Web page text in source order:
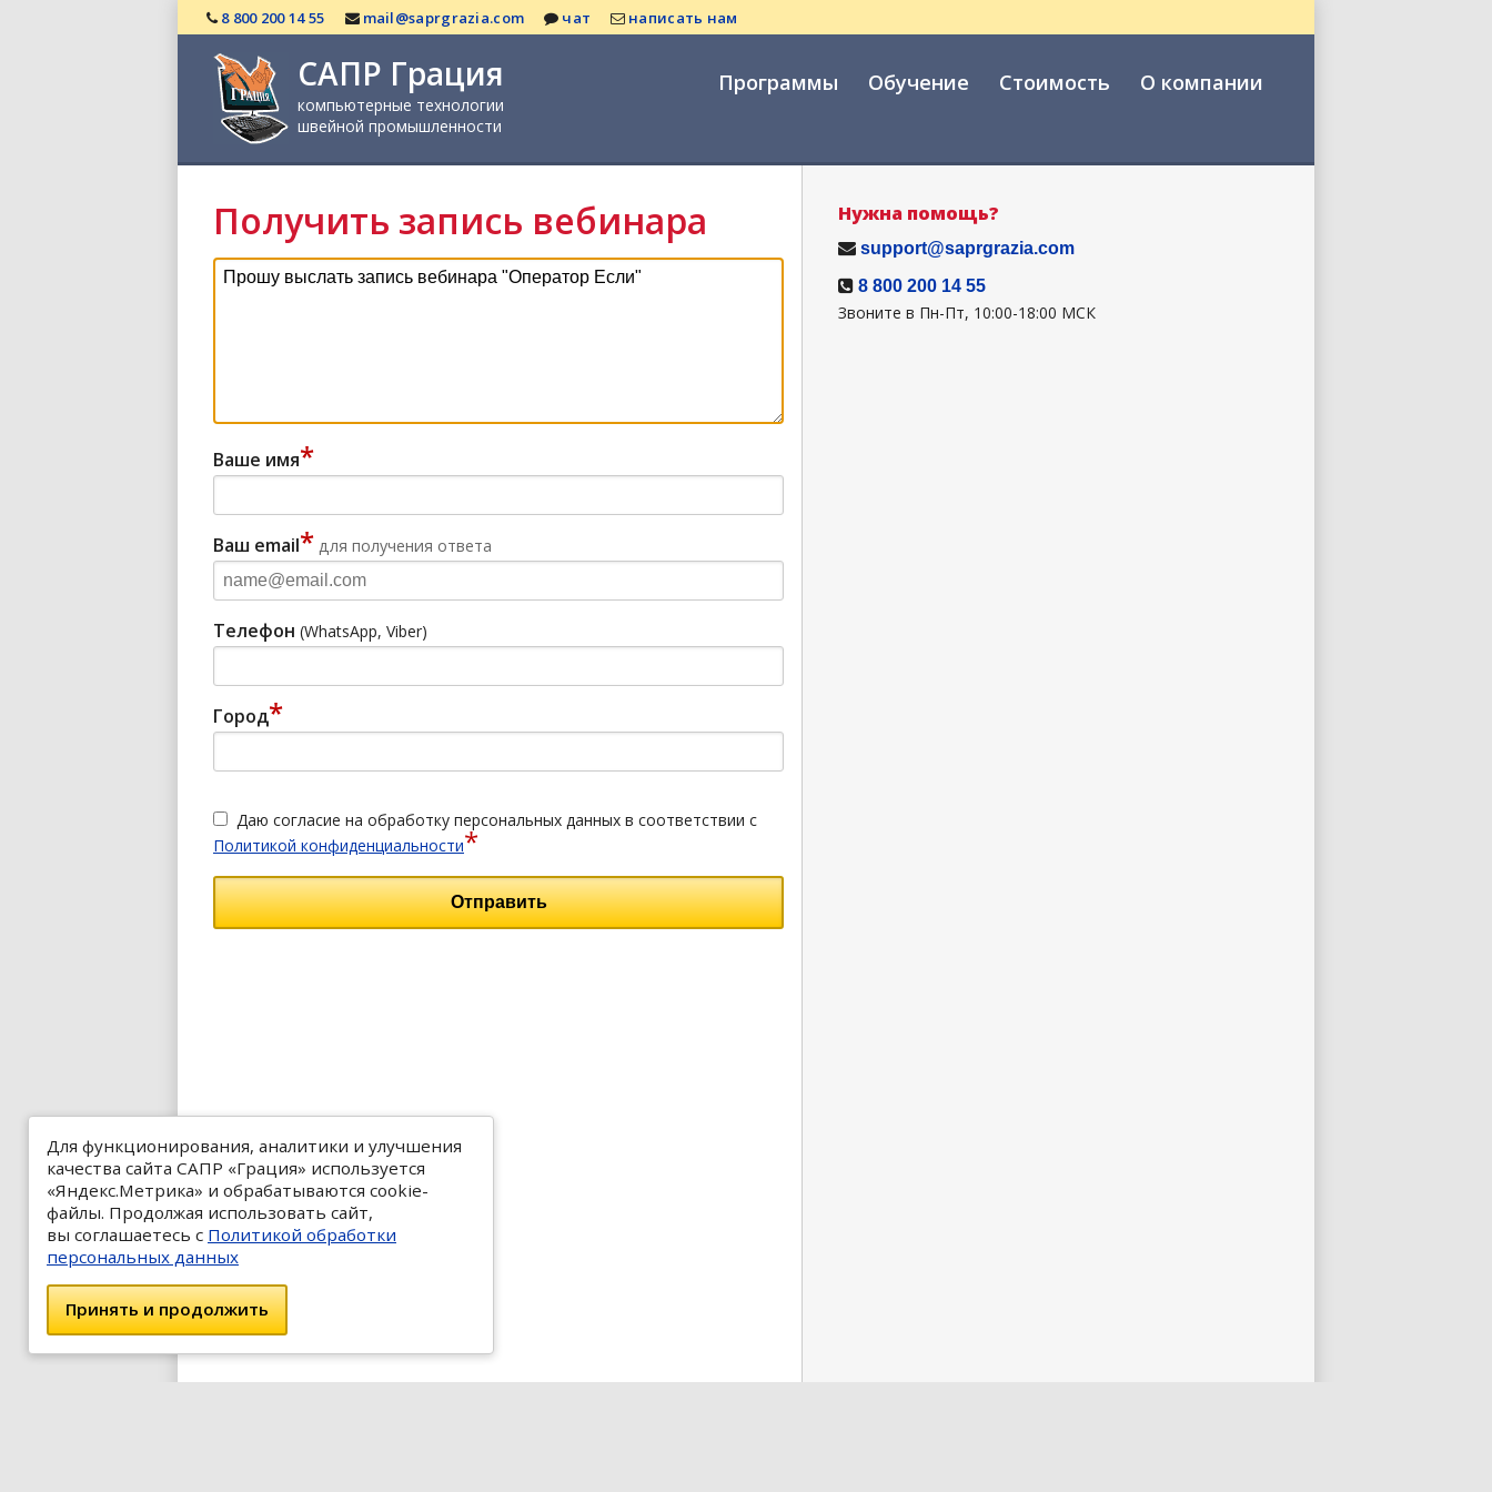
8 800 200 14 55 mail@saprgrazia.com чат написать нам
САПР Грация
компьютерные технологии
швейной промышленности
Программы Обучение Стоимость О компании
Получить запись вебинара
Ваше имя*
Ваш email* для получения ответа
Телефон (WhatsApp, Viber)
Город*
Даю согласие на обработку персональных данных в соответствии с
Политикой конфиденциальности*
Нужна помощь?
support@saprgrazia.com
8 800 200 14 55
Звоните в Пн-Пт, 10:00-18:00 МСК
Для функционирования, аналитики и улучшения
качества сайта САПР «Грация» используется
«Яндекс.Метрика» и обрабатываются cookie-
файлы. Продолжая использовать сайт,
вы соглашаетесь с Политикой обработки
персональных данных
Принять и продолжить